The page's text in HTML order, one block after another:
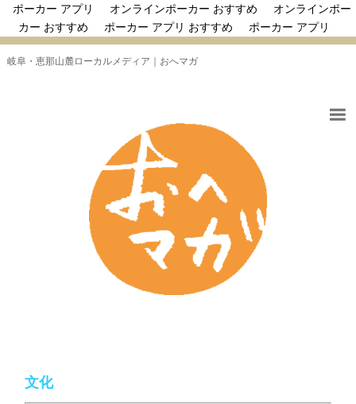
ポーカー アプリ オンラインポーカー おすすめ
オンラインポー
カー おすすめ
ポーカー アプリ おすすめ ポーカー アプリ
岐阜・恵那山麓ローカルメディア｜おへマガ
文化